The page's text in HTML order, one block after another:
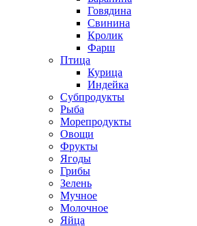
Говядина
Свинина
Кролик
Фарш
Птица
Курица
Индейка
Субпродукты
Рыба
Морепродукты
Овощи
Фрукты
Ягоды
Грибы
Зелень
Мучное
Молочное
Яйца